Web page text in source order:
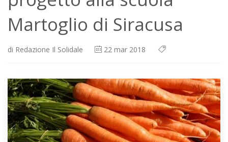
Martoglio di Siracusa
di Redazione Il Solidale 22 mar 2018